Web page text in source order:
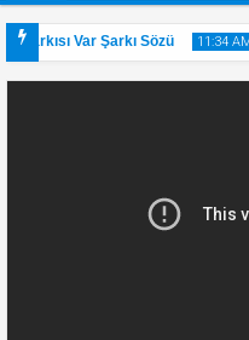
Var Şarkı Sözü 11:34 AM
31 May
2025